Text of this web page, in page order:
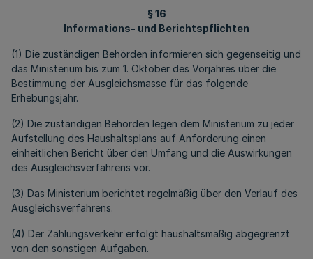
§ 16
Informations- und Berichtspflichten
(1) Die zuständigen Behörden informieren sich gegenseitig und
das Ministerium bis zum 1. Oktober des Vorjahres über die
Bestimmung der Ausgleichsmasse für das folgende
Erhebungsjahr.
(2) Die zuständigen Behörden legen dem Ministerium zu jeder
Aufstellung des Haushaltsplans auf Anforderung einen
einheitlichen Bericht über den Umfang und die Auswirkungen
des Ausgleichsverfahrens vor.
(3) Das Ministerium berichtet regelmäßig über den Verlauf des
Ausgleichsverfahrens.
(4) Der Zahlungsverkehr erfolgt haushaltsmäßig abgegrenzt
von den sonstigen Aufgaben.